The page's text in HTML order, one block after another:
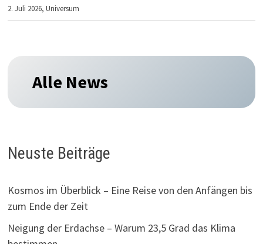
2. Juli 2026,Universum
Alle News
Neuste Beiträge
Kosmos im Überblick – Eine Reise von den Anfängen bis
zum Ende der Zeit
Neigung der Erdachse – Warum 23,5 Grad das Klima